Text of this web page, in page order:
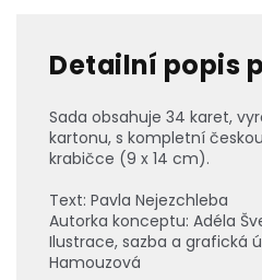
Detailní popis
Sada obsahuje 34 karet,
kartonu, s kompletní
krabičce (9 x 14 cm).
Text: Pavla Nejezchleba
Autorka konceptu: Adéla
Ilustrace, sazba a grafická
Hamouzová